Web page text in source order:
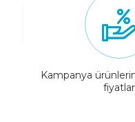
Kampanya
fiyatlar